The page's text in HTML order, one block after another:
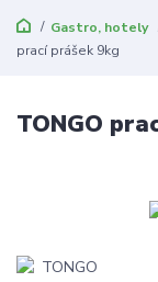
Gastro, hotely
prací prášek 9kg
TONGO